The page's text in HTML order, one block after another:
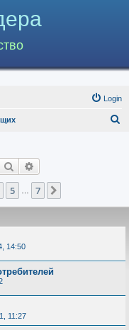
Login
Search
5 7
14:50
11:27